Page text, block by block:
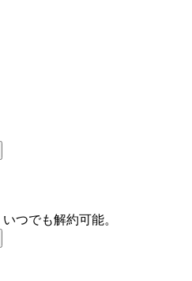
つでも解約可能。